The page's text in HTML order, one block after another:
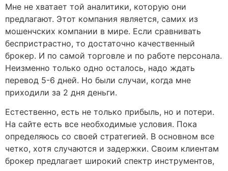
Мне не хватает той аналитики, которую они
предлагают. Этот компания является, самих из
мошенчских компании в мире. Если сравнивать
беспристрастно, то достаточно качественный
брокер. И по самой торговле и по работе персонала.
Неизменно только одно осталось, надо ждать
перевод 5-6 дней. Но были случаи, когда мне
приходили за 2 дня деньги.
Естественно, есть не только прибыль, но и потери.
На сайте есть все необходимые условия. Пока
определяюсь со своей стратегией. В основном все
четко, хотя случаются и задержки. Своим клиентам
брокер предлагает широкий спектр инструментов,